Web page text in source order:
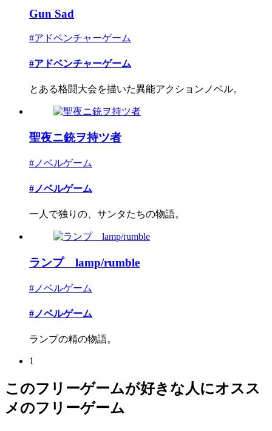
Gun Sad
#アドベンチャーゲーム
#アドベンチャーゲーム
とある格闘大会を描いた異能アクションノベル。
聖夜ニ銃ヲ持ツ者
#ノベルゲーム
#ノベルゲーム
一人で独りの、サンタたちの物語。
ランプ lamp/rumble
#ノベルゲーム
#ノベルゲーム
ランプの精の物語。
1
このフリーゲームが好きな人にオスス
メのフリーゲーム